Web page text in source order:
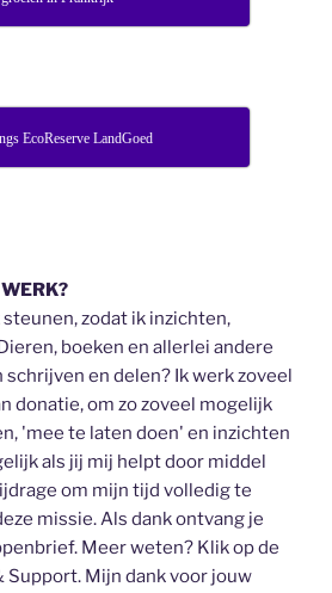
EcoReserve LandGoed
zodat ik inzichten,
boeken en allerlei andere
en delen? Ik werk zoveel
donatie, om zo zoveel mogelijk
'mee te laten doen' en inzichten
als jij mij helpt door middel
om mijn tijd volledig te
missie. Als dank ontvang je
Meer weten? Klik op de
Mijn dank voor jouw